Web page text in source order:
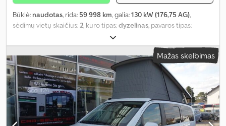
Būklė: naudotas, rida: 59 998 km, galia:130 kW (176,75 AG),
sėdimų vietų skaičius:2, kuro tipas:dyzelinas, pavaros tipas:
, pirmoji registracija:
klasė:nėra, pakaba:kitas, vairuotojo kabina:kitas, kuras:dyzelinas,
Įranga:ABS, autonominis šildytuvas, borto kompiuteris, centrinis
užraktas, elektroninė stabilumo programa (ESP), imobilaizerio
sistema, kruizo kontrolė, navigacijos sistema, oro
kondicionavimas, oro pagalvė, priekabos jungtis, stumdomos
durys, suodžių filtras, visų varančiųjų ratų pavara, vonios
kambarys,
Mažas skelbimas